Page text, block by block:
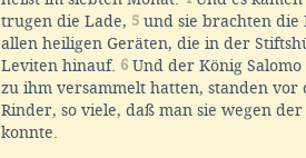
trugen die Lade, 5 und sie brachten die
allen heiligen Geräten, die in der
Leviten hinauf. 6 Und der König
zu ihm versammelt hatten, standen
Rinder, so viele, daß man sie wegen
konnte.